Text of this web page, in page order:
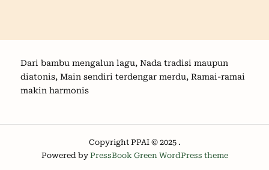
Dari bambu mengalun lagu, Nada tradisi maupun
diatonis, Main sendiri terdengar merdu, Ramai-ramai
makin harmonis
Copyright PPAI © 2025 .
Powered by PressBook Green WordPress theme